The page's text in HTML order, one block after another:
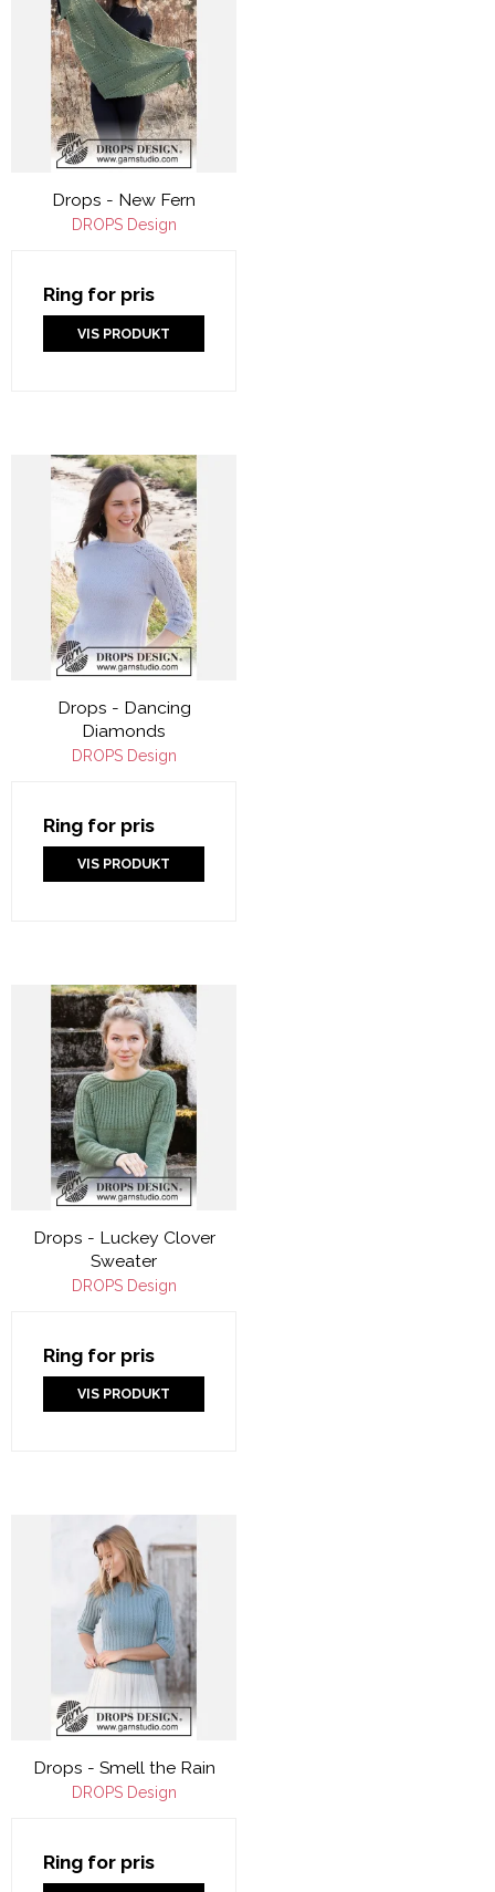
Drops - New Fern
DROPS Design
Ring for pris
VIS PRODUKT
Drops - Dancing
Diamonds
DROPS Design
Ring for pris
VIS PRODUKT
Drops - Luckey Clover
Sweater
DROPS Design
Ring for pris
VIS PRODUKT
Drops - Smell the Rain
DROPS Design
Ring for pris